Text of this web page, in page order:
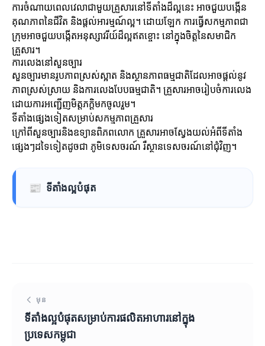
ការចំណាយពេលវេលាជាមួយគ្រួសារនៅទីតាំងដ៏ល្អនេះ អាចជួយបង្កើន
គុណភាពនៃជីវិត និងផ្តល់អារម្មណ៍ល្អ។ ដោយឡែក ការធ្វើសកម្មភាពជា
ក្រុមអាចជួយបង្កើតអនុស្សាវរីយ៍ដ៏ល្អឥតខ្ចោះ នៅក្នុងចិត្តនៃសមាជិក
គ្រួសារ។
ការលេងនៅសួនច្បារ
សួនច្បារមានរូបភាពស្រស់ស្អាត និងស្ថានភាពធម្មជាតិដែលអាចផ្តល់នូវ
ភាពស្រស់ស្រាយ និងការលេងបែបធម្មជាតិ។ គ្រួសារអាចរៀបចំការលេង
ដោយការអញ្ជើញមិត្តភក្តិមកចូលរួម។
ទីតាំងផ្សេងទៀតសម្រាប់សកម្មភាពគ្រួសារ
ក្រៅពីសួនច្បារនិងឧទ្យានពិភពលោក គ្រួសារអាចស្វែងយល់អំពីទីតាំង
ផ្សេងៗដទៃទៀតដូចជា ភូមិទេសចរណ៍ រឺស្ថានទេសចរណ៍នៅជុំវិញ។
📰 ទីតាំងល្អបំផុត
មុន
ទីតាំងល្អបំផុតសម្រាប់ការផលិតអាហារនៅក្នុង
ប្រទេសកម្ពុជា